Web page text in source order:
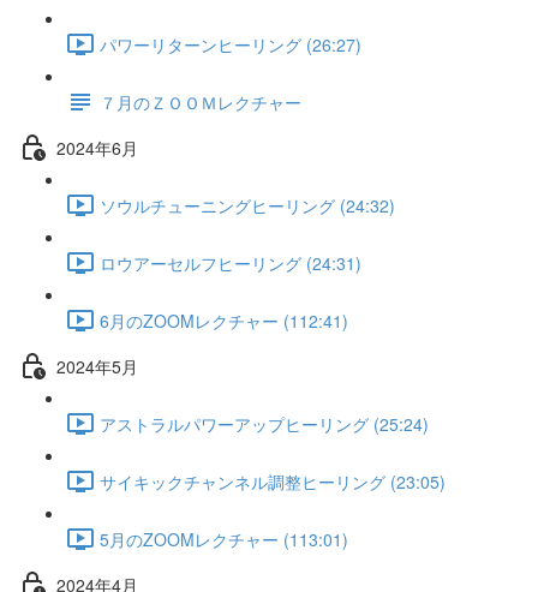
パワーリターンヒーリング (26:27)
７月のＺＯＯＭレクチャー
2024年6月
ソウルチューニングヒーリング (24:32)
ロウアーセルフヒーリング (24:31)
6月のZOOMレクチャー (112:41)
2024年5月
アストラルパワーアップヒーリング (25:24)
サイキックチャンネル調整ヒーリング (23:05)
5月のZOOMレクチャー (113:01)
2024年4月